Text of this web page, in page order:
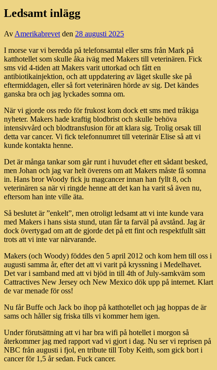
Ledsamt inlägg
Av Amerikabrevet den 28 augusti 2025
I morse var vi beredda på telefonsamtal eller sms från Mark på
katthotellet som skulle åka iväg med Makers till veterinären. Fick
sms vid 4-tiden att Makers varit uttorkad och fått en
antibiotikainjektion, och att uppdatering av läget skulle ske på
eftermiddagen, eller så fort veterinären hörde av sig. Det kändes
ganska bra och jag lyckades somna om.
När vi gjorde oss redo för frukost kom dock ett sms med tråkiga
nyheter. Makers hade kraftig blodbrist och skulle behöva
intensivvård och blodtransfusion för att klara sig. Trolig orsak till
detta var cancer. Vi fick telefonnumret till veterinär Elise så att vi
kunde kontakta henne.
Det är många tankar som går runt i huvudet efter ett sådant besked,
men Johan och jag var helt överens om att Makers måste få somna
in. Hans bror Woody fick ju magcancer innan han fyllt 8, och
veterinären sa när vi ringde henne att det kan ha varit så även nu,
eftersom han inte ville äta.
Så beslutet är ”enkelt”, men otroligt ledsamt att vi inte kunde vara
med Makers i hans sista stund, utan får ta farväl på avstånd. Jag är
dock övertygad om att de gjorde det på ett fint och respektfullt sätt
trots att vi inte var närvarande.
Makers (och Woody) föddes den 5 april 2012 och kom hem till oss i
augusti samma år, efter det att vi varit på kryssning i Medelhavet.
Det var i samband med att vi bjöd in till 4th of July-samkväm som
Cattractives New Jersey och New Mexico dök upp på internet. Klart
de var menade för oss!
Nu får Buffe och Jack bo ihop på katthotellet och jag hoppas de är
sams och håller sig friska tills vi kommer hem igen.
Under förutsättning att vi har bra wifi på hotellet i morgon så
återkommer jag med rapport vad vi gjort i dag. Nu ser vi reprisen på
NBC från augusti i fjol, en tribute till Toby Keith, som gick bort i
cancer för 1,5 år sedan. Fuck cancer.